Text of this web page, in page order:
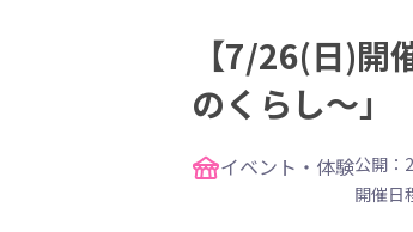
【7/26(日)開
のくらし～」
イベント・体験公開：
開催日